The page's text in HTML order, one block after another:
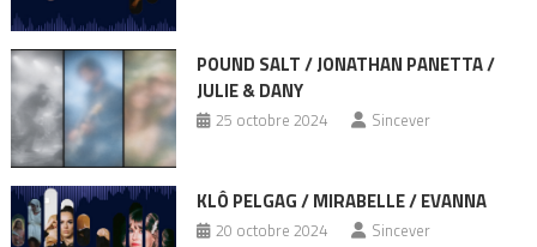
POUND SALT / JONATHAN PANETTA /
JULIE & DANY
25 octobre 2024 Sincever
KLÔ PELGAG / MIRABELLE / EVANNA
20 octobre 2024 Sincever